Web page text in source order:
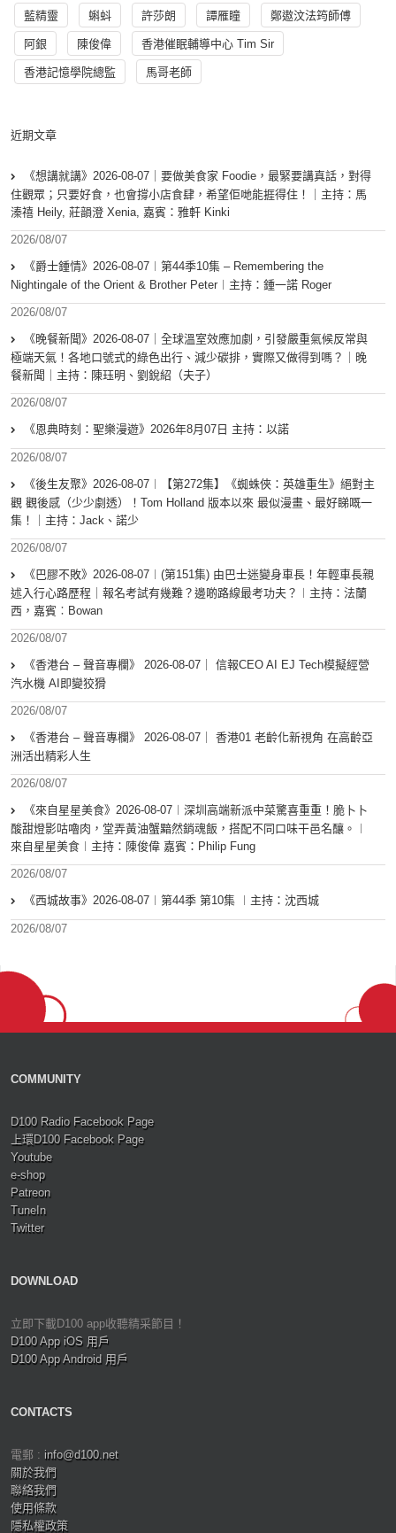
藍精靈 蝌蚪 許莎朗 譚雁瞳 鄭遨汶法筠師傅
阿銀 陳俊偉 香港催眠輔導中心 Tim Sir
香港記憶學院總監 馬哥老師
近期文章
《想講就講》2026-08-07｜要做美食家 Foodie，最緊要講真話，對得
住觀眾；只要好食，也會撐小店食肆，希望佢哋能捱得住！｜主持：馬
溱禧 Heily, 莊韻澄 Xenia, 嘉賓：雅軒 Kinki
2026/08/07
《爵士鍾情》2026-08-07︱第44季10集 – Remembering the
Nightingale of the Orient & Brother Peter︱主持：鍾一諾 Roger
2026/08/07
《晚餐新聞》2026-08-07｜全球溫室效應加劇，引發嚴重氣候反常與
極端天氣！各地口號式的綠色出行、減少碳排，實際又做得到嗎？｜晚
餐新聞｜主持：陳珏明、劉銳紹（夫子）
2026/08/07
《恩典時刻：聖樂漫遊》2026年8月07日 主持：以諾
2026/08/07
《後生友聚》2026-08-07︱【第272集】《蜘蛛俠：英雄重生》絕對主
觀 觀後感（少少劇透）！Tom Holland 版本以來 最似漫畫、最好睇嘅一
集！｜主持：Jack、諾少
2026/08/07
《巴膠不敗》2026-08-07︱(第151集) 由巴士迷變身車長！年輕車長親
述入行心路歷程｜報名考試有幾難？邊啲路線最考功夫？︱主持：法蘭
西，嘉賓︰Bowan
2026/08/07
《香港台 – 聲音專欄》 2026-08-07｜ 信報CEO AI EJ Tech模擬經營
汽水機 AI即變狡猾
2026/08/07
《香港台 – 聲音專欄》 2026-08-07｜ 香港01 老齡化新視角 在高齡亞
洲活出精彩人生
2026/08/07
《來自星星美食》2026-08-07︱深圳高端新派中菜驚喜重重！脆卜卜
酸甜燈影咕嚕肉，堂弄黃油蟹黯然銷魂飯，搭配不同口味干邑名釀。︱
來自星星美食︱主持：陳俊偉 嘉賓：Philip Fung
2026/08/07
《西城故事》2026-08-07︱第44季 第10集 ︱主持：沈西城
2026/08/07
COMMUNITY
D100 Radio Facebook Page
上環D100 Facebook Page
Youtube
e-shop
Patreon
TuneIn
Twitter
DOWNLOAD
立即下載D100 app收聽精采節目！
D100 App iOS 用戶
D100 App Android 用戶
CONTACTS
電郵 : info@d100.net
關於我們
聯絡我們
使用條款
隱私權政策